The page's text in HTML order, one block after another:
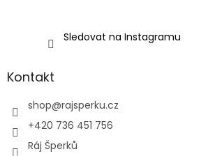
Sledovat na Instagramu
Kontakt
shop@rajsperku.cz
+420 736 451 756
Ráj Šperků